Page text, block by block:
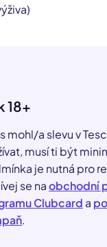
18+
mohl/a slevu v
musí ti být
je nutná pro
se naobchodní
Clubcard a
.